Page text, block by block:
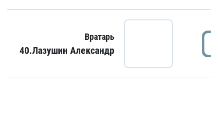
Вратарь
40.Лазушин Александр